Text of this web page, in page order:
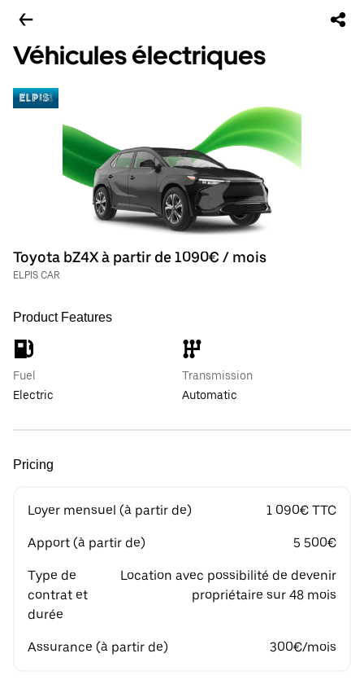
Véhicules électriques
Toyota bZ4X à partir de 1090€ / mois
ELPIS CAR
Product Features
Fuel
Electric
Transmission
Automatic
Pricing
Loyer mensuel (à partir de) 1 090€ TTC
Apport (à partir de) 5 500€
Type de
contrat et
durée
Location avec possibilité de devenir
propriétaire sur 48 mois
Assurance (à partir de) 300€/mois